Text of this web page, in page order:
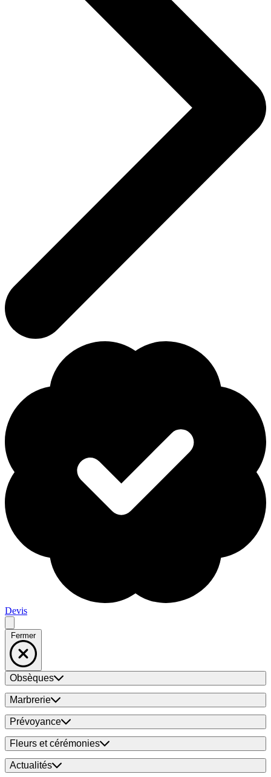
Devis
Fermer
Obsèques
Marbrerie
Prévoyance
Fleurs et cérémonies
Actualités